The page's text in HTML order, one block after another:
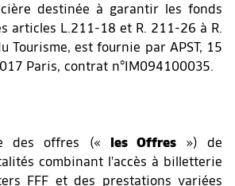
destinée à garantir les fonds
articles L.211-18 et R. 211-26 à R.
Tourisme, est fournie par APST, 15
Paris, contrat n°IM094100035.
des offres (« les Offres») de
combinant l'accès à billetterie
FFF et des prestations variées